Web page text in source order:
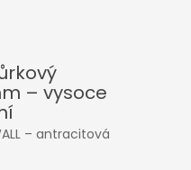
– vysoce
– antracitová